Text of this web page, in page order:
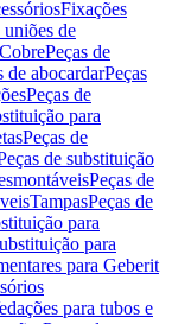
Fixações
de
Peças de
de abocardarPeças
Peças de
para
Peças de
de substituição
Peças de
TampasPeças de
para
para
para Geberit
para tubos e